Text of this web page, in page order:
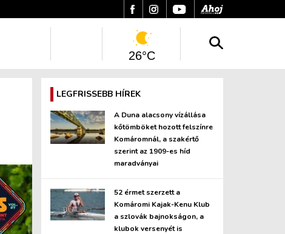
26°C
LEGFRISSEBB HÍREK
A Duna alacsony vízállása
kőtömböket hozott felszínre
Komáromnál, a szakértő
szerint az 1909-es híd
maradványai
52 érmet szerzett a
Komáromi Kajak-Kenu Klub
a szlovák bajnokságon, a
klubok versenyét is